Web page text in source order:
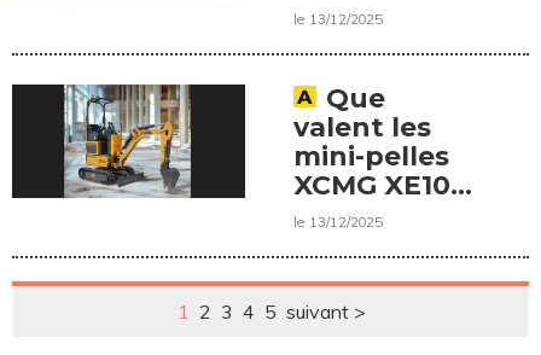
signé Miltra
le 13/12/2025
Que
valent les
mini-pelles
XCMG XE10E
et XE27E ?
le 13/12/2025
1 2 3 4 5 suivant >